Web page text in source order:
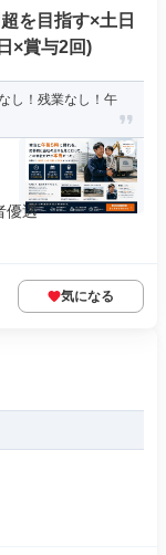
を目指す×土日
×賞与2回)
し！残業なし！午
優遇
気になる